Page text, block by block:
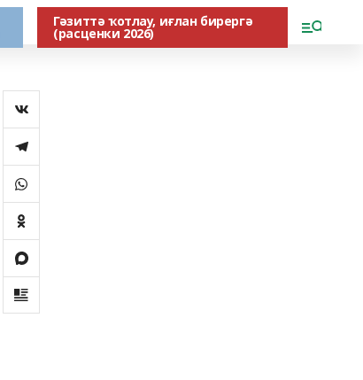
Гәзиттә ҡотлау, иғлан бирергә
(расценки 2026)